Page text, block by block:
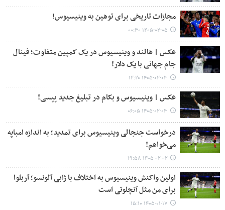
مجازات تاریخی برای توهین به وینیسیوس!
۱۴۰۵-۰۲-۰۵ ۰۰:۳۰
عکس | هالند و وینیسیوس در یک کمپین متفاوت؛ فینال
جام جهانی با یک دلار!
۱۴۰۵-۰۲-۰۳ ۱۲:۲۰
عکس | وینیسیوس و بکام در تبلیغ جدید پپسی!
۱۴۰۵-۰۲-۰۳ ۰۶:۰۵
درخواست جنجالی وینیسیوس برای تمدید؛ به اندازه امباپه
می‌خواهم!
۱۴۰۵-۰۲-۰۲ ۱۹:۵۸
اولین واکنش وینیسیوس به اختلاف با ژابی آلونسو؛ آربلوا
برای من مثل آنچلوتی است
۱۴۰۵-۰۱-۱۷ ۱۵:۱۰